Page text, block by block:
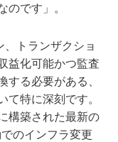
です」。
トランザクショ
益化可能かつ監査
る必要がある、
特に深刻です。
構築された最新の
のインフラ変更